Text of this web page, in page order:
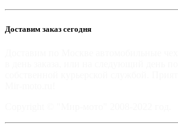
Доставим заказ сегодня